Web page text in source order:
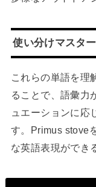
使い分けマスタ
これらの単語を理
ることで、語彙力
ュエーションに応
す。Primus stove
な英語表現ができ